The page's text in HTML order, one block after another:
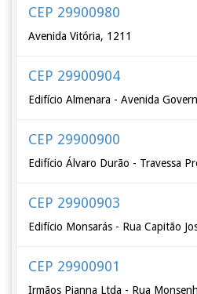
CEP 29900980
Avenida Vitória, 1211
CEP 29900904
Edifício Almenara - Avenida
CEP 29900900
Edifício Álvaro Durão - Travessa
CEP 29900903
Edifício Monsarás - Rua Capitão
CEP 29900901
Irmãos Pianna Ltda - Rua